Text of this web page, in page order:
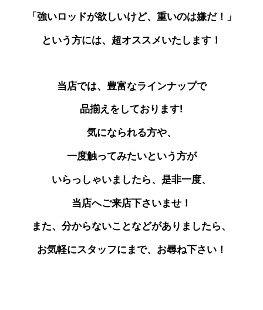
「強いロッドが欲しいけど、重いのは嫌だ！」
という方には、超オススメいたします！
当店では、豊富なラインナップで
品揃えをしております!
気になられる方や、
一度触ってみたいという方が
いらっしゃいましたら、是非一度、
当店へご来店下さいませ！
また、分からないことなどがありましたら、
お気軽にスタッフにまで、お尋ね下さい！